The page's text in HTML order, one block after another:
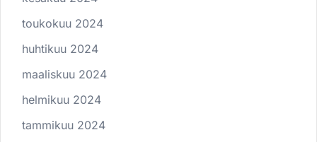
toukokuu 2024
huhtikuu 2024
maaliskuu 2024
helmikuu 2024
tammikuu 2024